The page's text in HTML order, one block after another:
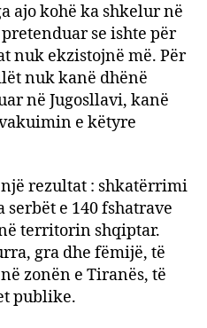
ajo kohë ka shkelur në
se ishte për
nuk ekzistojnë më. Për
nuk kanë dhënë
në Jugosllavi, kanë
e këtyre
rezultat : shkatërrimi
serbët e 140 fshatrave
territorin shqiptar.
gra dhe fëmijë, të
zonën e Tiranës, të
publike.